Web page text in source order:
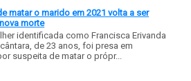
matar o marido em 2021 volta a ser
morte
identificada como Francisca Erivanda
de 23 anos, foi presa em
suspeita de matar o própr...